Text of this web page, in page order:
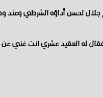
لحسن أداؤه الشرطي وعند
له العقيد عشري انت غني عن